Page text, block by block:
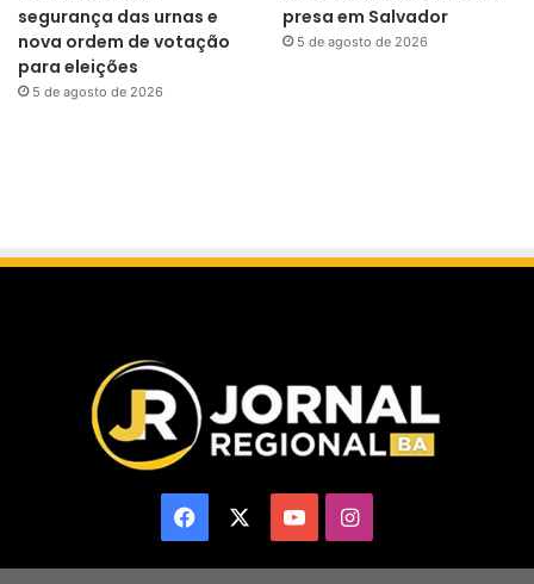
segurança das urnas e
nova ordem de votação
para eleições
5 de agosto de 2026
presa em Salvador
5 de agosto de 2026
Facebook YouTubeInstagram